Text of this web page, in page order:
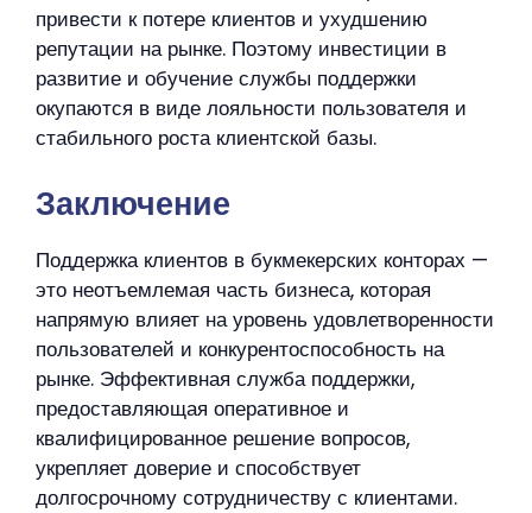
привести к потере клиентов и ухудшению
репутации на рынке. Поэтому инвестиции в
развитие и обучение службы поддержки
окупаются в виде лояльности пользователя и
стабильного роста клиентской базы.
Заключение
Поддержка клиентов в букмекерских конторах —
это неотъемлемая часть бизнеса, которая
напрямую влияет на уровень удовлетворенности
пользователей и конкурентоспособность на
рынке. Эффективная служба поддержки,
предоставляющая оперативное и
квалифицированное решение вопросов,
укрепляет доверие и способствует
долгосрочному сотрудничеству с клиентами.